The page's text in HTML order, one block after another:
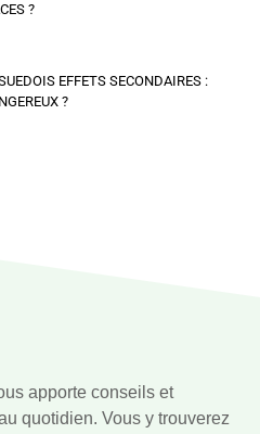
?
EFFETS SECONDAIRES :
?
apporte conseils et
quotidien. Vous y trouverez